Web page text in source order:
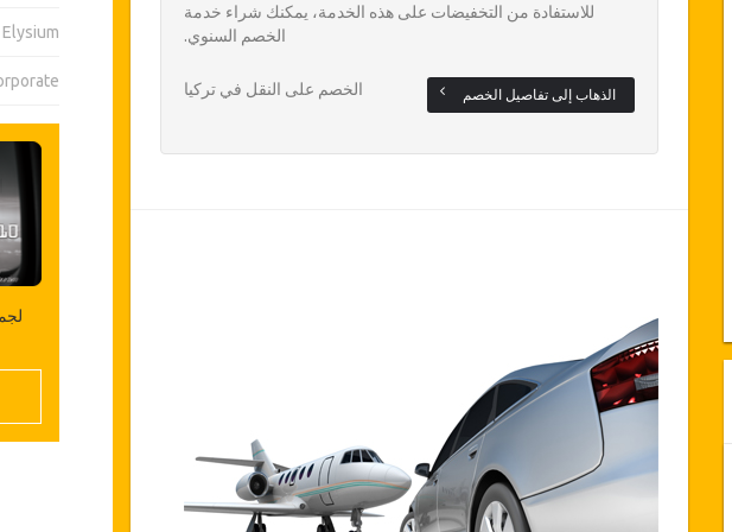
للاستفادة من التخفيضات على هذه الخدمة، يمكنك شراء خدمة
الخصم السنوي.
الخصم على النقل في تركيا الذهاب إلى تفاصيل الخصم